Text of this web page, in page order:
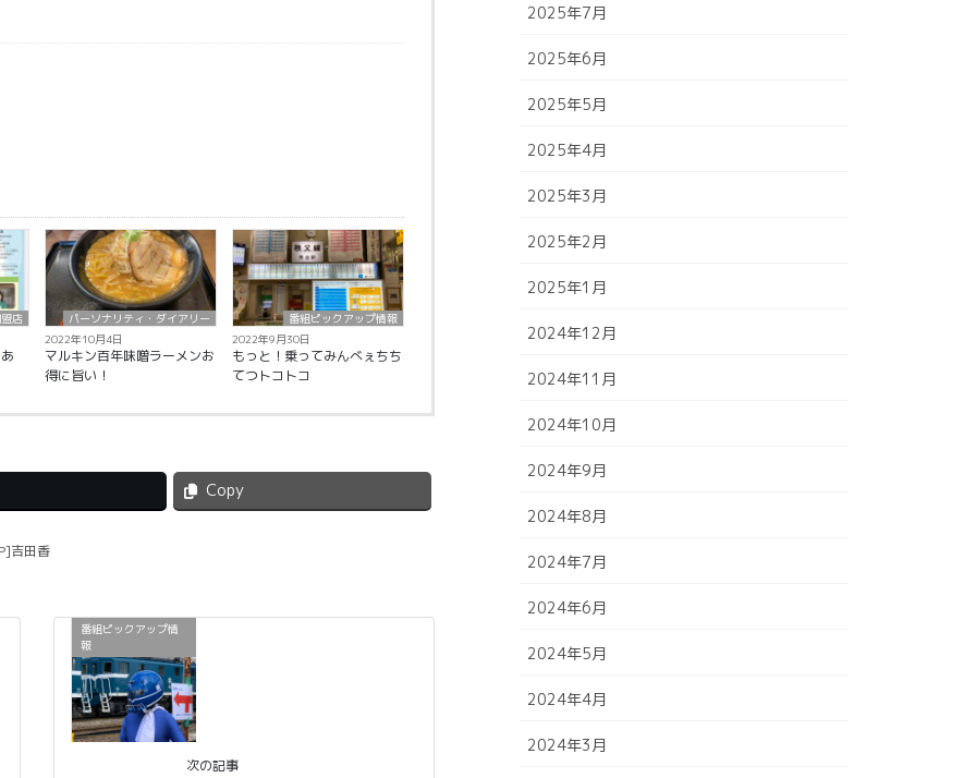
店
パーソナリティ・ダイアリー
2022年10月4日
マルキン百年味噌ラーメンお
得に旨い！
番組ピックアップ情報
2022年9月30日
もっと！乗ってみんべぇちち
てつトコトコ
Copy
吉田香
番組ピックアップ情
報
次の記事
2025年7月
2025年6月
2025年5月
2025年4月
2025年3月
2025年2月
2025年1月
2024年12月
2024年11月
2024年10月
2024年9月
2024年8月
2024年7月
2024年6月
2024年5月
2024年4月
2024年3月